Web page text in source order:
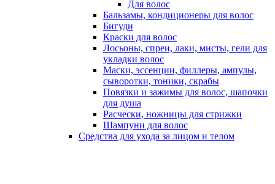
Для волос
Бальзамы, кондиционеры для волос
Бигуди
Краски для волос
Лосьоны, спреи, лаки, мисты, гели для
укладки волос
Маски, эссенции, филлеры, ампулы,
сыворотки, тоники, скрабы
Повязки и зажимы для волос, шапочки
для душа
Расчески, ножницы для стрижки
Шампуни для волос
Средства для ухода за лицом и телом